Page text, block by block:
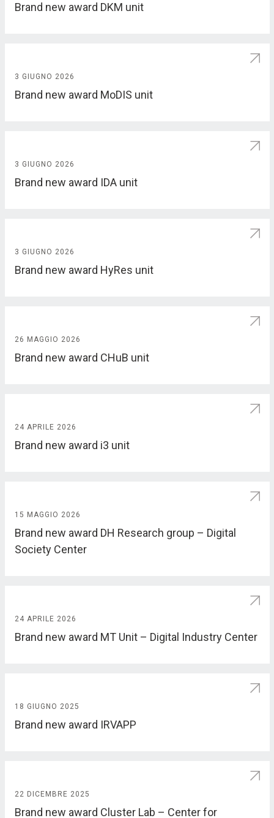
Brand new award DKM unit
3 GIUGNO 2026
Brand new award MoDIS unit
3 GIUGNO 2026
Brand new award IDA unit
3 GIUGNO 2026
Brand new award HyRes unit
26 MAGGIO 2026
Brand new award CHuB unit
24 APRILE 2026
Brand new award i3 unit
15 MAGGIO 2026
Brand new award DH Research group – Digital
Society Center
24 APRILE 2026
Brand new award MT Unit – Digital Industry Center
18 GIUGNO 2025
Brand new award IRVAPP
22 DICEMBRE 2025
Brand new award Cluster Lab – Center for